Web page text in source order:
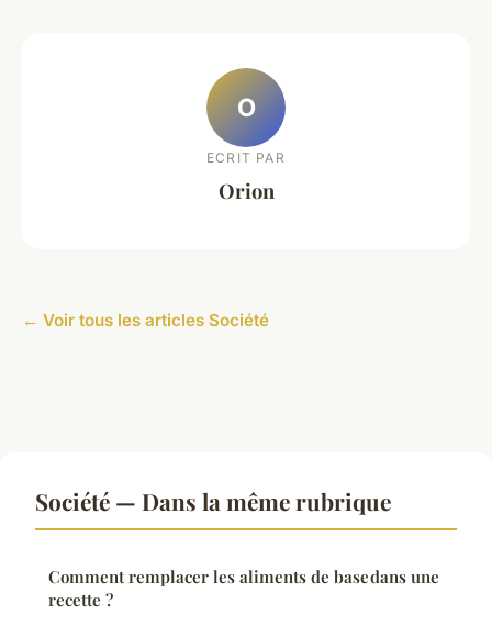
O
ECRIT PAR
Orion
← Voir tous les articles Société
Société — Dans la même rubrique
Comment remplacer les aliments de base dans une
recette ?